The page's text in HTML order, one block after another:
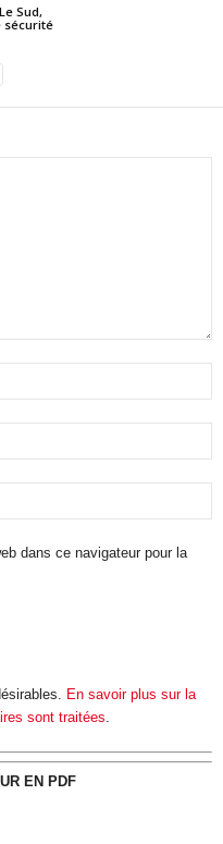
Sud,
sécurité
dans ce navigateur pour la
En savoir plus sur la
sont traitées.
EN PDF